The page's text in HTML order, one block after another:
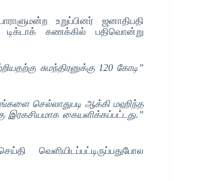
உறுப்பினர் ஜனாதிபதி
கணக்கில் பதிவொன்று
சுமந்திரனுக்கு 120 கோடி”
செல்லாதுபடி ஆக்கி மஹிந்த
இரகசியமாக கையளிக்கப்பட்டது.”
வெளியிடப்பட்டிருப்பதுபோல